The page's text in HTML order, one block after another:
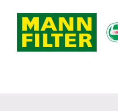
Faruri
Proiectoare
Lampi gabarit